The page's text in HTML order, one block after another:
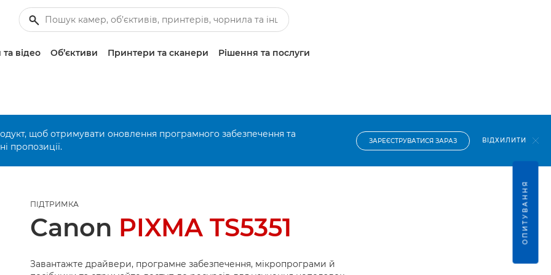
відео Об’єктиви Принтери та сканери Рішення та послуги
щоб отримувати оновлення програмного забезпечення та
пропозиції.
ЗАРЕЄСТРУВАТИСЯ ЗАРАЗ ВІДХИЛИТИ
ПІДТРИМКА
Canon PIXMA TS5351
Завантажте драйвери, програмне забезпечення, мікропрограми й
ОПИТУВАННЯ